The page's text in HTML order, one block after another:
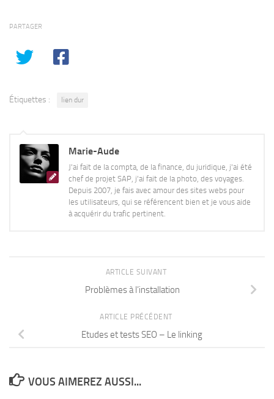
PARTAGER
Étiquettes : lien dur
Marie-Aude
J'ai fait de la compta, de la finance, du juridique, j'ai été
chef de projet SAP, j'ai fait de la photo, des voyages.
Depuis 2007, je fais avec amour des sites webs pour
les utilisateurs, qui se référencent bien et je vous aide
à acquérir du trafic pertinent.
ARTICLE SUIVANT
Problèmes à l’installation
ARTICLE PRÉCÉDENT
Etudes et tests SEO – Le linking
VOUS AIMEREZ AUSSI...